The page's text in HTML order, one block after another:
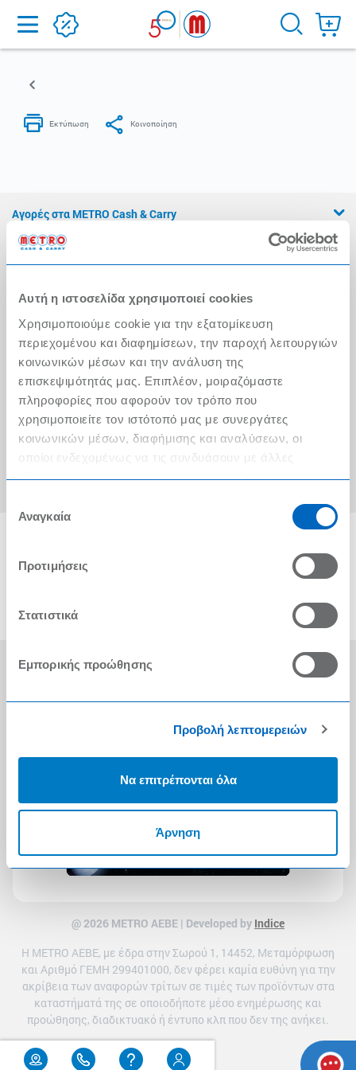
Αυτή η ιστοσελίδα χρησιμοποιεί cookies
Χρησιμοποιούμε cookie για την εξατομίκευση
περιεχομένου και διαφημίσεων, την παροχή λειτουργιών
κοινωνικών μέσων και την ανάλυση της
επισκεψιμότητάς μας. Επιπλέον, μοιραζόμαστε
πληροφορίες που αφορούν τον τρόπο που
χρησιμοποιείτε τον ιστότοπό μας με συνεργάτες
κοινωνικών μέσων, διαφήμισης και αναλύσεων, οι
οποίοι ενδεχομένως να τις συνδυάσουν με άλλες
πληροφορίες που τους έχετε παραχωρήσει ή τις οποίες
των υπηρεσιών τους.
συγκατάθεσης
Αναγκαία
Προτιμήσεις
Στατιστικά
Εμπορικής προώθησης
Προβολή λεπτομερειών
Να επιτρέπονται όλα
Άρνηση
Home
Αγορές στα METRO Cash & Carry
Εμπειρία METRO Cash & Carry
Η Αλυσίδα
Press Kit
Ο λογαριασμός μου
Τα METRO Cash & Carry δίπλα σας
Εταιρική Κοινωνική Ευθύνη
METRO ΑΕΒΕ
@ 2026 ΜETRO AEBE | Developed by Indice
Η METRO ΑΕΒΕ, με έδρα στην Σωρού 1, 14452, Μεταμόρφωση
και Αριθμό ΓΕΜΗ 299401000, δεν φέρει καμία ευθύνη για την
ακρίβεια των αναφορών τρίτων σε τιμές των προϊόντων στα
καταστήματά της σε οποιοδήποτε μέσο ενημέρωσης και
προώθησης, διαδικτυακό ή έντυπο κλπ που δεν της ανήκει.